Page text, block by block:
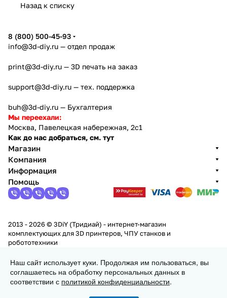
Назад к списку
В корзину
8 (800) 500-45-93
info@3d-diy.ru — отдел продаж
print@3d-diy.ru — 3D печать на заказ
support@3d-diy.ru — тех. поддержка
buh@3d-diy.ru — Бухгалтерия
Мы переехали:
Москва, Павелецкая набережная, 2с1
Как до нас добраться, см. тут
Магазин
Компания
Информация
Помощь
2013 - 2026 © 3DiY (Тридиай) - интернет-магазин
комплектующих для 3D принтеров, ЧПУ станков и
робототехники
Наш сайт использует куки. Продолжая им пользоваться, вы
соглашаетесь на обработку персональных данных в
соответствии с политикой конфиденциальности.